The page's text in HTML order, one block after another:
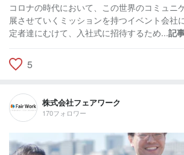
コロナの時代において、この世界のコミュニ
展させていくミッションを持つイベント会社
定者達にむけて、入社式に招待するため...記
5
株式会社フェアワーク
170フォロワー